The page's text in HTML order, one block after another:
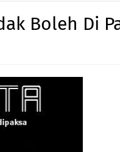
Boleh Di